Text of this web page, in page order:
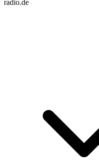
radio.de